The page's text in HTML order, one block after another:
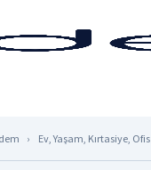
Ev, Yaşam, Kırtasiye, Ofis